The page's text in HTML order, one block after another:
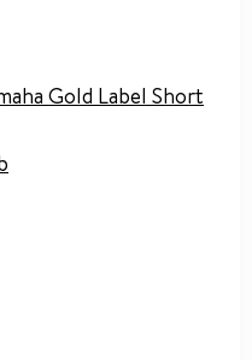
Gold Label Short